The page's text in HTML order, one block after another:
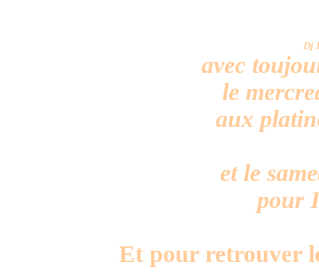
Dj
avec
le
aux
et le
pour
Et pour retrouver